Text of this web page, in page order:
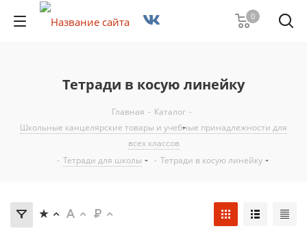
0
Тетради в косую линейку
Главная - Каталог -
Школьные канцелярские товары и учебные принадлежности для
всех классов
- Тетради для школы - Тетради в косую линейку